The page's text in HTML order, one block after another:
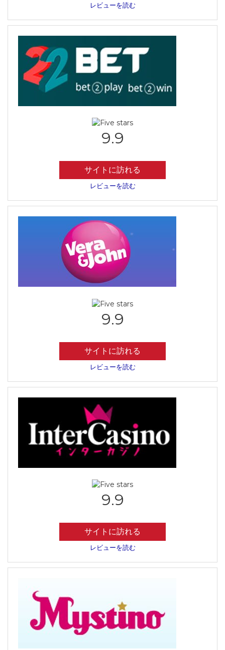
レビューを読む
9.9
サイトに訪れる
レビューを読む
9.9
サイトに訪れる
レビューを読む
9.9
サイトに訪れる
レビューを読む